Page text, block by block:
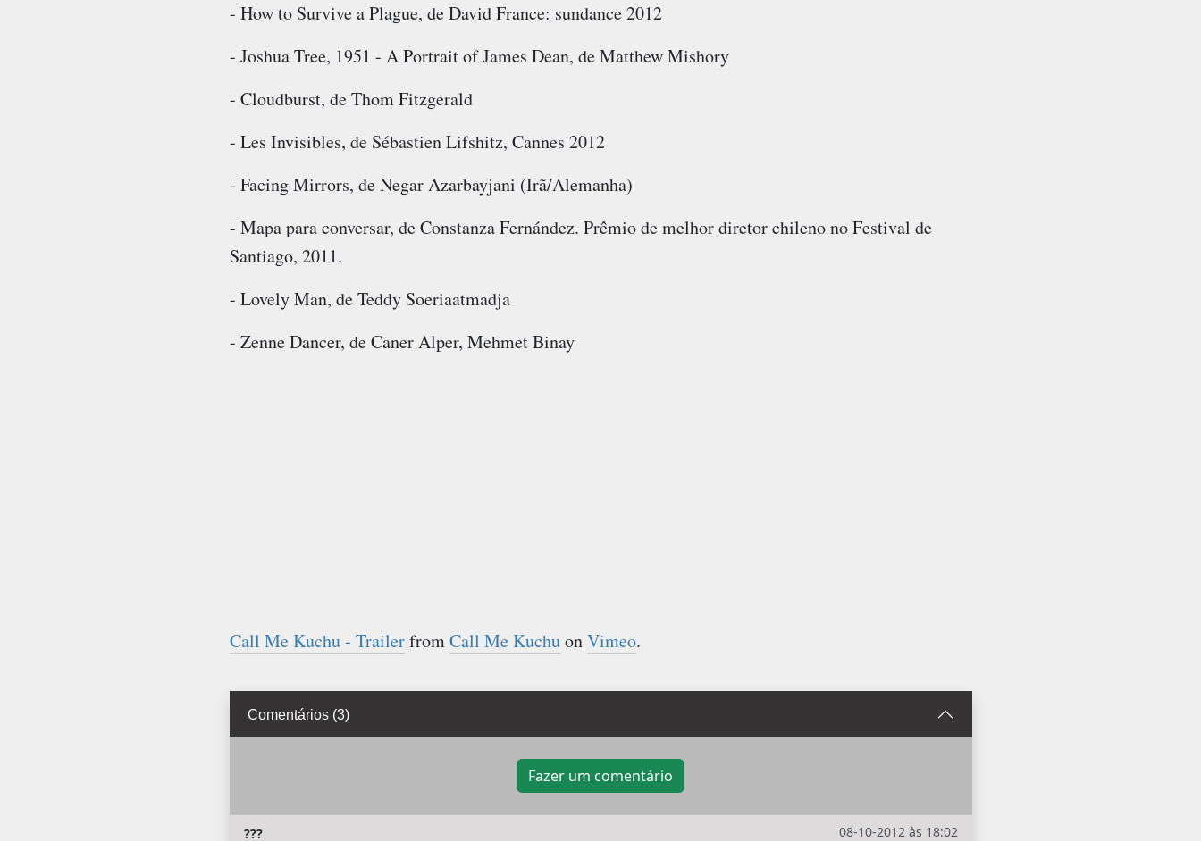
- How to Survive a Plague, de David France: sundance 2012
- Joshua Tree, 1951 - A Portrait of James Dean, de Matthew Mishory
- Cloudburst, de Thom Fitzgerald
- Les Invisibles, de Sébastien Lifshitz, Cannes 2012
- Facing Mirrors, de Negar Azarbayjani (Irã/Alemanha)
- Mapa para conversar, de Constanza Fernández. Prêmio de melhor diretor chileno no Festival de
Santiago, 2011.
- Lovely Man, de Teddy Soeriaatmadja
- Zenne Dancer, de Caner Alper, Mehmet Binay
Call Me Kuchu - TrailerfromCall Me KuchuonVimeo.
Comentários (3)
Fazer um comentário
08-10-2012 às 18:02
???